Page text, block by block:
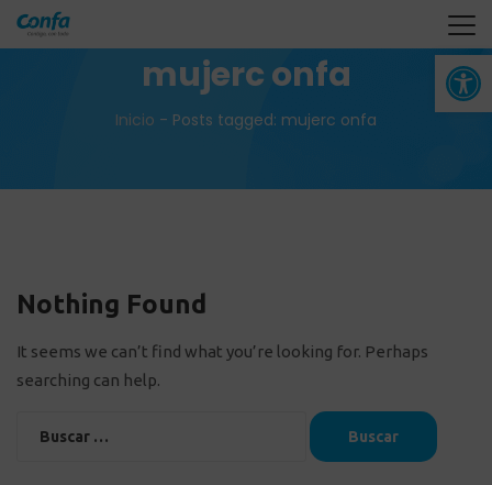
Abrir
mujerc onfa
Inicio - Posts tagged: mujerc onfa
Nothing Found
It seems we can’t find what you’re looking for. Perhaps
searching can help.